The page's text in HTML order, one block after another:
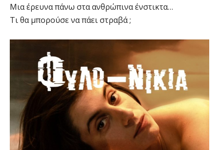
Μια έρευνα πάνω στα ανθρώπινα ένστικτα…
Τι θα μπορούσε να πάει στραβά ;